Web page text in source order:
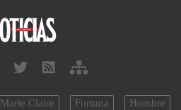
Marie Claire Fortuna Hombre